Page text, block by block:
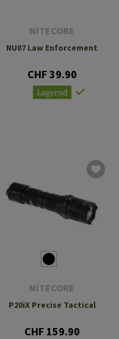
NITECORE
NU07 Law Enforcement
CHF 39.90
Lagernd
NITECORE
P20iX Precise Tactical
CHF 159.90